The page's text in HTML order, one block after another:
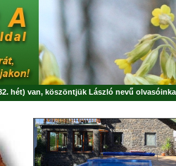
hét) van, köszöntjük László nevű